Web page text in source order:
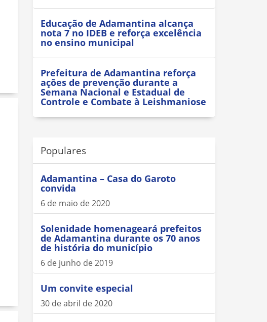
Educação de Adamantina alcança
nota 7 no IDEB e reforça excelência
no ensino municipal
Prefeitura de Adamantina reforça
ações de prevenção durante a
Semana Nacional e Estadual de
Controle e Combate à Leishmaniose
Populares
Adamantina – Casa do Garoto
convida
6 de maio de 2020
Solenidade homenageará prefeitos
de Adamantina durante os 70 anos
de história do município
6 de junho de 2019
Um convite especial
30 de abril de 2020